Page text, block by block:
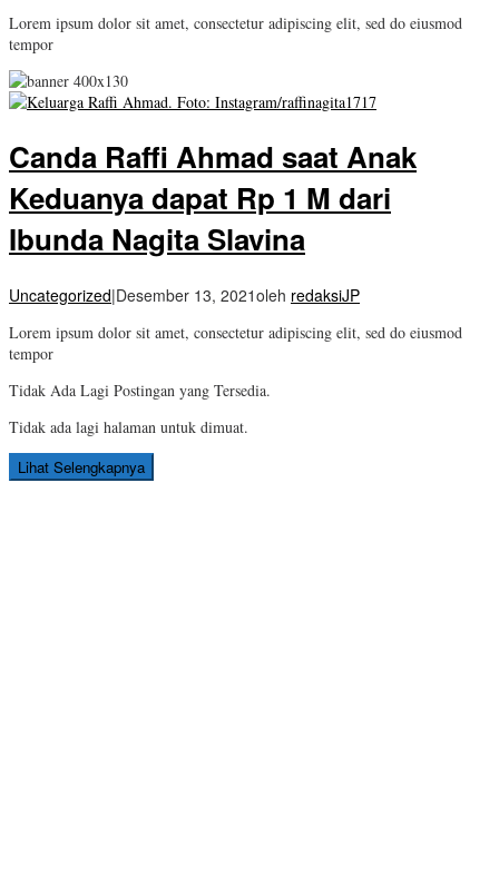
Lorem ipsum dolor sit amet, consectetur adipiscing elit, sed do eiusmod
tempor
Canda Raffi Ahmad saat Anak
Keduanya dapat Rp 1 M dari
Ibunda Nagita Slavina
Uncategorized|Desember 13, 2021oleh redaksiJP
Lorem ipsum dolor sit amet, consectetur adipiscing elit, sed do eiusmod
tempor
Tidak Ada Lagi Postingan yang Tersedia.
Tidak ada lagi halaman untuk dimuat.
Lihat Selengkapnya